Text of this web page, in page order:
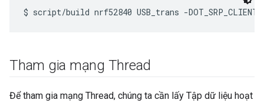
Tham gia mạng Thread
Để tham gia mạng Thread, chúng ta cần lấy Tập dữ liệu hoạt